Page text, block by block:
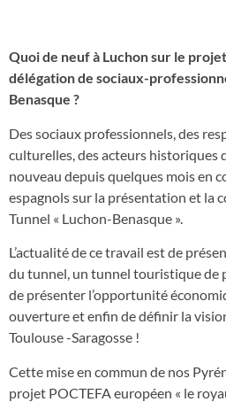
Quoi de neuf à Luchon sur le
délégation de sociaux-
Benasque ?
Des sociaux professionnels, des
culturelles, des acteurs historiques
nouveau depuis quelques mois en
espagnols sur la présentation et la
Tunnel « Luchon-Benasque ».
L’actualité de ce travail est de
du tunnel, un tunnel touristique de
de présenter l’opportunité
ouverture et enfin de définir la
Toulouse -Saragosse !
Cette mise en commun de nos
projet POCTEFA européen « le